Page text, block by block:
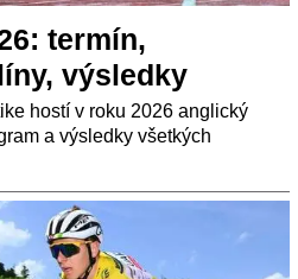
termín,
výsledky
hostí v roku 2026 anglický
a výsledky všetkých